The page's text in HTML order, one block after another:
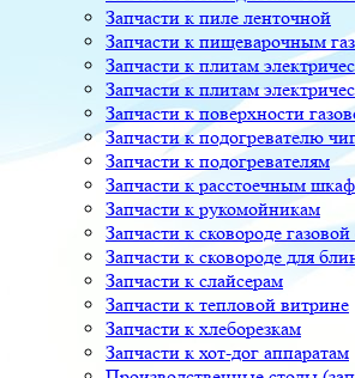
Запчасти к пиле ленточной
Запчасти к пищеварочным
Запчасти к плитам
Запчасти к плитам
Запчасти к поверхности
Запчасти к подогревателю
Запчасти к подогревателям
Запчасти к расстоечным
Запчасти к рукомойникам
Запчасти к сковороде
Запчасти к сковороде для
Запчасти к слайсерам
Запчасти к тепловой витрине
Запчасти к хлеборезкам
Запчасти к хот-дог аппаратам